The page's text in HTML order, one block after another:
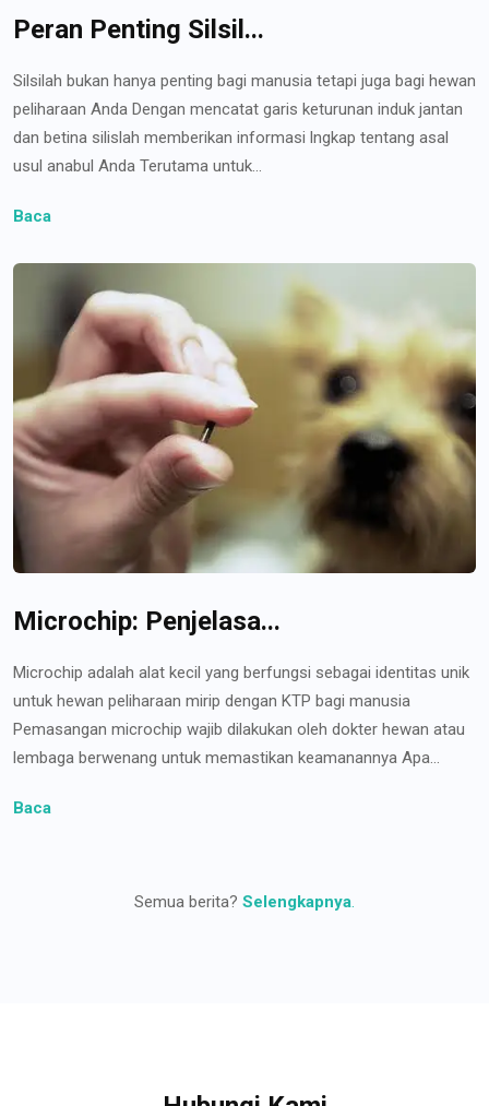
Peran Penting Silsil...
Silsilah bukan hanya penting bagi manusia tetapi juga bagi hewan
peliharaan Anda Dengan mencatat garis keturunan induk jantan
dan betina silislah memberikan informasi lngkap tentang asal
usul anabul Anda Terutama untuk...
Baca
Microchip: Penjelasa...
Microchip adalah alat kecil yang berfungsi sebagai identitas unik
untuk hewan peliharaan mirip dengan KTP bagi manusia
Pemasangan microchip wajib dilakukan oleh dokter hewan atau
lembaga berwenang untuk memastikan keamanannya Apa...
Baca
Semua berita? Selengkapnya.